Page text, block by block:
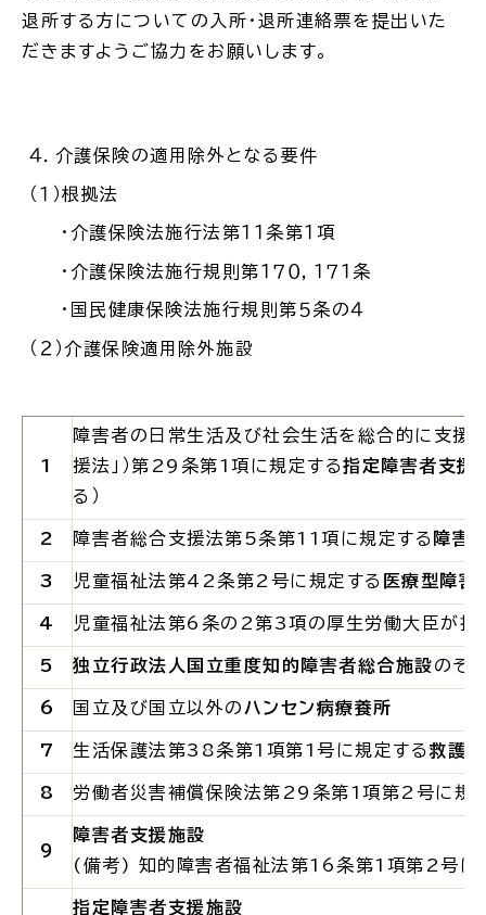
各種相談窓口
公共施設
便利なサービス
くらしの便利情報 子育て便利帳
ごみ出し おたすけア
プリ
各種申請書・様式ダ
退所する方についての入所・退所連絡票を提出いた
だきますようご協力をお願いします。
４．介護保険の適用除外となる要件
（１）根拠法
・介護保険法施行法第１１条第１項
・介護保険法施行規則第１７０，１７１条
・国民健康保険法施行規則第５条の４
（２）介護保険適用除外施設
1
障害者の日常生活及び社会生活を総合的に支援
援法」）第 29 条第1 項に規定する指定障害者支援
る）
2 障害者総合支援法第5条第11 項に規定する 障害
3 児童福祉法第42条第2 号に規定する 医療型障害
4 児童福祉法第6 条の 2第3項の厚生労働大臣が指
5 独立行政法人国立重度知的障害者総合施設のぞ
6 国立及び国立以外の ハンセン病療養所
7 生活保護法第38条第1 項第1 号に規定する救護
8 労働者災害補償保険法第 29 条第1 項第2 号に規
9
障害者支援施設
( 備考) 知的障害者福祉法第16条第1 項第 2号に
指定障害者支援施設